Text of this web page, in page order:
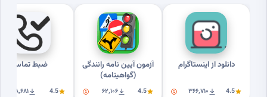
دانلود از اینستاگرام
4.5 ۳۶۶٬۷۱۰
آزمون آیین نامه رانندگی
(گواهینامه)
4.5 ۶۲٬۱۰۶
ضبط تماس
4.5 ۸٬۶۸۱